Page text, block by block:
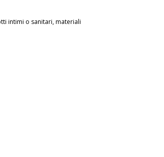
intimi o sanitari, materiali